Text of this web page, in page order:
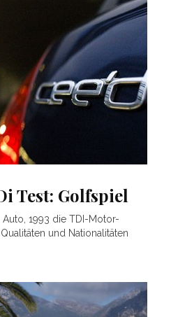
Test: Golfspiel
1993 die TDI-Motor-
und Nationalitäten